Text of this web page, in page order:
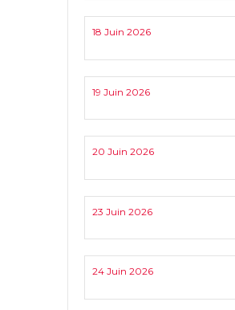
18 Juin 2026
19 Juin 2026
20 Juin 2026
23 Juin 2026
24 Juin 2026